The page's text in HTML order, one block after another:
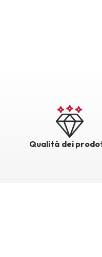
Qualità dei